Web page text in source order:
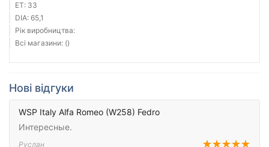
ET: 33
DIA: 65,1
Рік виробництва:
Всі магазини: ()
Нові відгуки
WSP Italy Alfa Romeo (W258) Fedro
Интересные.
Руслан